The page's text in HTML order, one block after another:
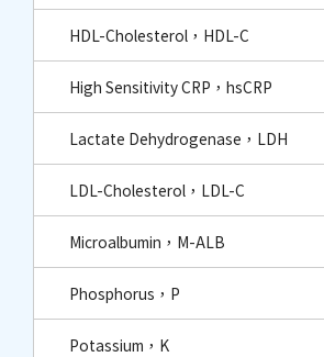
HDL-Cholesterol，HDL-C
High Sensitivity CRP，hsCRP
Lactate Dehydrogenase，LDH
LDL-Cholesterol，LDL-C
Microalbumin，M-ALB
Phosphorus，P
Potassium，K